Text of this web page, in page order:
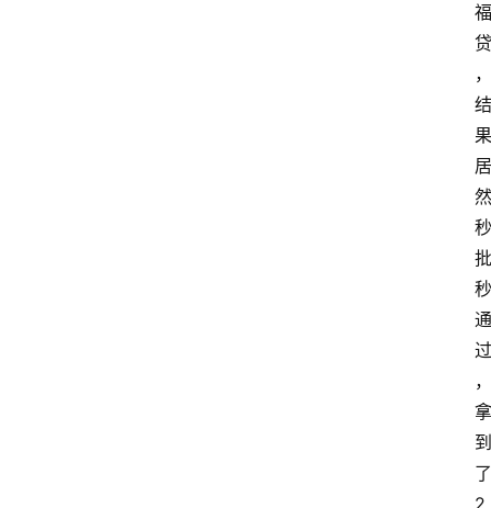
福
贷
，
结
果
居
然
秒
批
秒
通
过
，
拿
到
了
2